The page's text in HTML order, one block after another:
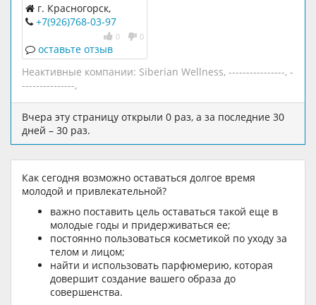
г. Красногорск,
Подмосковный бульвар,
+7(926)768-03-97
0 0
оставьте отзыв
Неактивные компании: Siberian Wellness, ----------------, -
---------------,
Вчера эту страницу открыли 0 раз, а за последние 30
дней – 30 раз.
Как сегодня возможно оставаться долгое время
молодой и привлекательной?
важно поставить цель оставаться такой еще в
молодые годы и придерживаться ее;
постоянно пользоваться косметикой по уходу за
телом и лицом;
найти и использовать парфюмерию, которая
довершит создание вашего образа до
совершенства.